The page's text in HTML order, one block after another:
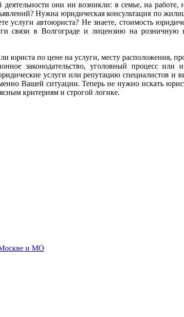
они ни возникли: в семье, на работе,
Нужна юридическая консультация по
автоюриста? Не знаете, стоимость
в Волгограде и лицензию на розничную
по цене на услуги, месту расположения,
законодательство, уголовный процесс
услуги или репутацию специалистов
Вашей ситуации. Теперь не нужно искать
критериям и строгой логике.
и МО